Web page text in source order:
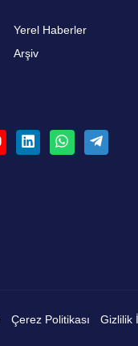
Yerel Haberler
Arşiv
Çerez Politikası Gizlilik